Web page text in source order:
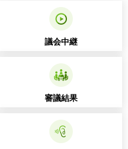
議会中継
審議結果